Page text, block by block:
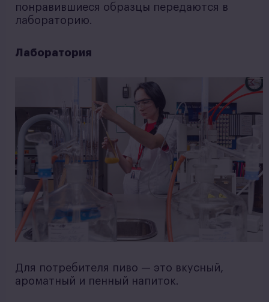
понравившиеся образцы передаются в
лабораторию.
Лаборатория
Для потребителя пиво — это вкусный,
ароматный и пенный напиток.